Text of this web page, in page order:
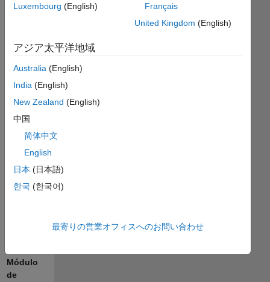
calcular
comprenda
y utilice las
reglas del
la cadena,
y calcule
polinomios
Módulo
de
Luxembourg (English)
Français
United Kingdom (English)
アジア太平洋地域
Australia (English)
India (English)
New Zealand (English)
中国
简体中文
English
日本 (日本語)
한국 (한국어)
最寄りの営業オフィスへのお問い合わせ